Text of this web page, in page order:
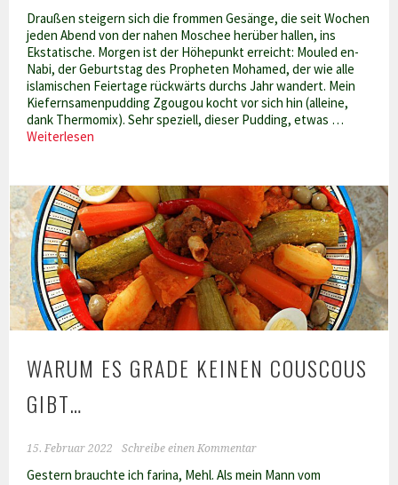
Draußen steigern sich die frommen Gesänge, die seit Wochen
jeden Abend von der nahen Moschee herüber hallen, ins
Ekstatische. Morgen ist der Höhepunkt erreicht: Mouled en-
Nabi, der Geburtstag des Propheten Mohamed, der wie alle
islamischen Feiertage rückwärts durchs Jahr wandert. Mein
Kiefernsamenpudding Zgougou kocht vor sich hin (alleine,
dank Thermomix). Sehr speziell, dieser Pudding, etwas …
Weiterlesen
übers
Meer
WARUM ES GRADE KEINEN COUSCOUS
GIBT…
15. Februar 2022 Schreibe einen Kommentar
Gestern brauchte ich farina, Mehl. Als mein Mann vom